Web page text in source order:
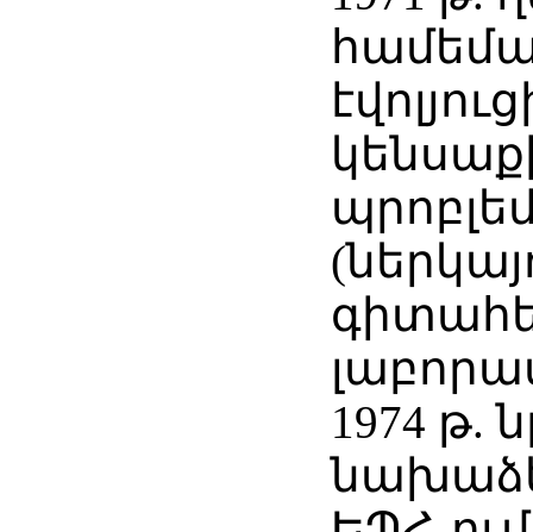
1974 թ.